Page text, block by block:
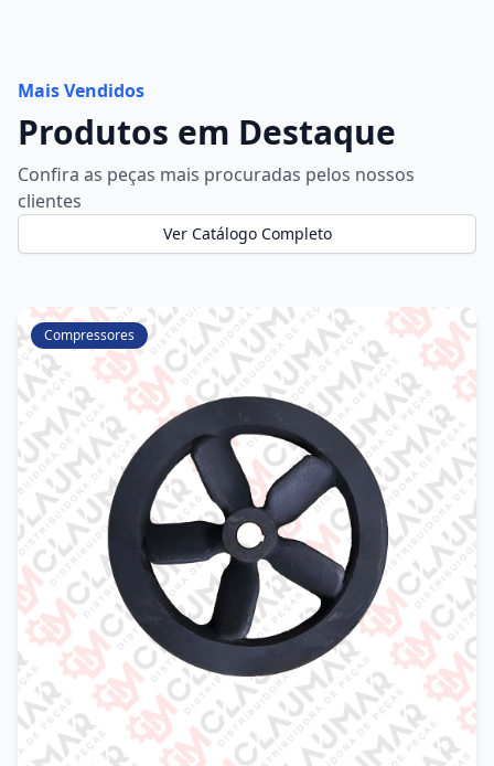
Mais Vendidos
Produtos em Destaque
Confira as peças mais procuradas pelos nossos
clientes
Ver Catálogo Completo
Compressores